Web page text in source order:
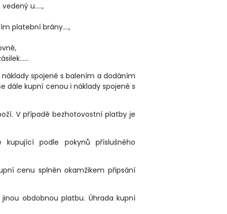
u…..,
platební brány….,
spojené s balením a dodáním
dále kupní cenou i náklady spojené s
V případě bezhotovostní platby je
podle pokynů příslušného
cenu splněn okamžikem připsání
obdobnou platbu. Úhrada kupní